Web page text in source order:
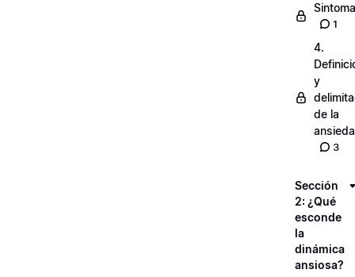
1
4.
y
de la
3
Sección
2: ¿Qué
esconde
la
dinámica
ansiosa?